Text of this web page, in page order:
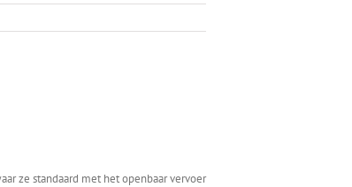
ze standaard met het openbaar vervoer